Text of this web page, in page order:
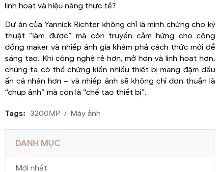
linh hoạt và hiệu năng thực tế?
Dự án của Yannick Richter không chỉ là minh chứng cho kỹ
thuật “làm được” mà còn truyền cảm hứng cho cộng
đồng maker và nhiếp ảnh gia khám phá cách thức mới để
sáng tạo. Khi công nghệ rẻ hơn, mở hơn và linh hoạt hơn,
chúng ta có thể chứng kiến nhiều thiết bị mang đậm dấu
ấn cá nhân hơn – và nhiếp ảnh sẽ không chỉ đơn thuần là
“chụp ảnh” mà còn là “chế tạo thiết bị”.
Tags: 3200MP Máy ảnh
DANH MỤC
Mới nhất